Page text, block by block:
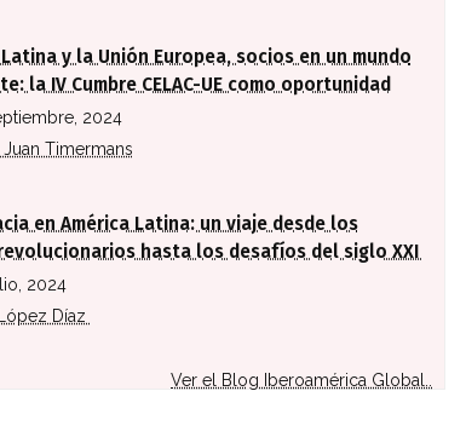
y la Unión Europea, socios en un mundo
la IV Cumbre CELAC-UE como oportunidad
2024
Timermans
en América Latina: un viaje desde los
hasta los desafíos del siglo XXI
2024
Díaz
Ver el Blog Iberoamérica Global..